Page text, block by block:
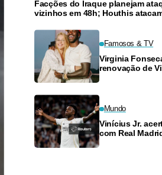
Facções do Iraque planejam
vizinhos em 48h; Houthis
Famosos & TV
Virginia
renovação de
Mundo
Vinícius Jr.
com Real